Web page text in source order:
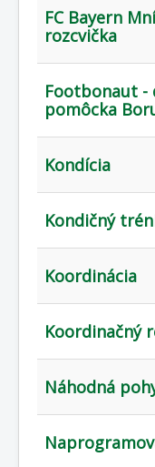
FC Bayern
rozcvička
Footbonaut -
pomôcka
Kondícia
Kondičný
Koordinácia
Koordinačný
Náhodná